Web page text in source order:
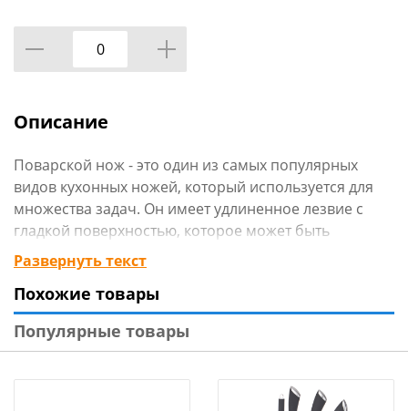
Описание
Поварской нож - это один из самых популярных
видов кухонных ножей, который используется для
множества задач. Он имеет удлиненное лезвие с
гладкой поверхностью, которое может быть
широким или узким, идеально подходит для резки
мяса, овощей, фруктов.
Развернуть текст
Похожие товары
Популярные товары